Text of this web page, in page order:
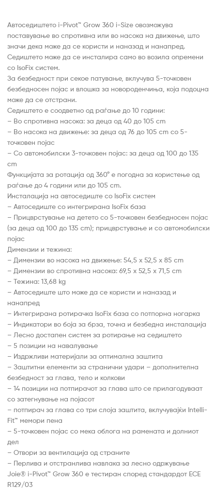
Автоседиштето i-Pivot™ Grow 360 i-Size овозможува
поставување во спротивна или во насока на движење, што
значи дека може да се користи и наназад и нанапред.
Седиштето може да се инсталира само во возила опремени
со IsoFix систем.
За безбедност при секое патување, вклучува 5-точковен
безбедносен појас и влошка за новороденчиња, која подоцна
може да се отстрани.
Седиштето е соодветно од раѓање до 10 години:
– Во спротивна насока: за деца од 40 до 105 cm
– Во насока на движење: за деца од 76 до 105 cm со 5-
точковен појас
– Со автомобилски 3-точковен појас: за деца од 100 до 135
cm
Функцијата за ротација од 360° е погодна за користење од
раѓање до 4 години или до 105 cm.
Инсталација на автоседиште со IsoFix систем
– Автоседиште со интегрирана IsoFix база
– Прицврстување на детето со 5-точковен безбедносен појас
(за деца од 100 до 135 cm); прицврстување и со автомобилски
појас
Димензии и тежина:
– Димензии во насока на движење: 54,5 x 52,5 x 85 cm
– Димензии во спротивна насока: 69,5 x 52,5 x 71,5 cm
– Тежина: 13,68 kg
– Автоседиште што може да се користи и наназад и
нанапред
– Интегрирана ротирачка IsoFix база со потпорна ногарка
– Индикатори во боја за брза, точна и безбедна инсталација
– Лесно достапен систем за ротирање на седиштето
– 5 позиции на навалување
– Издржливи материјали за оптимална заштита
– Заштитни елементи за странични удари – дополнителна
безбедност за глава, тело и колкови
– 14 позиции на потпирачот за глава што се прилагодуваат
со затегнување на појасот
– потпирач за глава со три слоја заштита, вклучувајќи Intelli-
Fit™ мемори пена
– 5-точковен појас со мека облога на рамената и долниот
дел
– Отвори за вентилација од страните
– Перлива и отстранлива навлака за лесно одржување
Joie® i-Pivot™ Grow 360 е тестиран според стандардот ECE
R129/03